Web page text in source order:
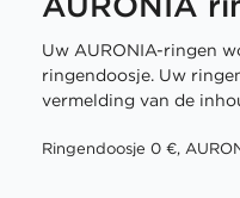
Uw AURONIA-ringen
ringendoosje. Uw
vermelding van de
Ringendoosje 0 €,